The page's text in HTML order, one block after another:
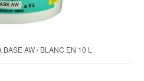
AW / BLANC EN 10 L